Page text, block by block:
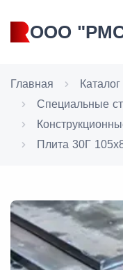
ООО
Главная
Каталог
Специальные
Плита 30Г